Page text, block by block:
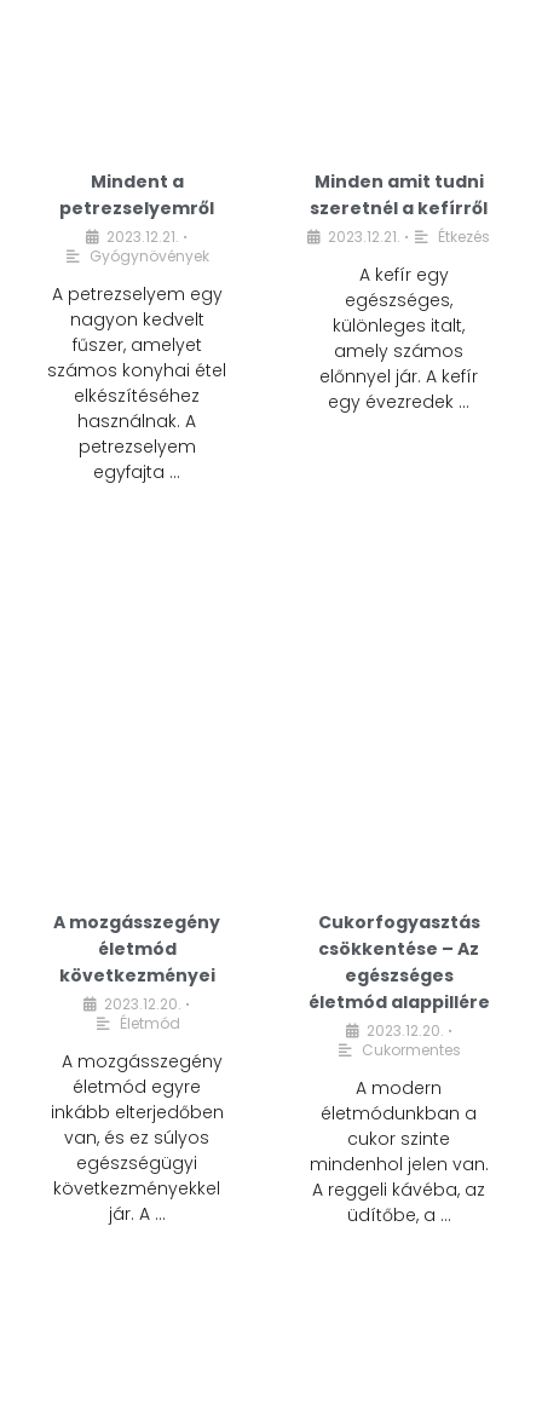
Mindent a
petrezselyemről
2023.12.21. •
Gyógynövények
A petrezselyem egy
nagyon kedvelt
fűszer, amelyet
számos konyhai étel
elkészítéséhez
használnak. A
petrezselyem
egyfajta …
Minden amit tudni
szeretnél a kefírről
2023.12.21. • Étkezés
A kefír egy
egészséges,
különleges italt,
amely számos
előnnyel jár. A kefír
egy évezredek …
A mozgásszegény
életmód
következményei
2023.12.20. •
Életmód
A mozgásszegény
életmód egyre
inkább elterjedőben
van, és ez súlyos
egészségügyi
következményekkel
jár. A …
Cukorfogyasztás
csökkentése – Az
egészséges
életmód alappillére
2023.12.20. •
Cukormentes
A modern
életmódunkban a
cukor szinte
mindenhol jelen van.
A reggeli kávéba, az
üdítőbe, a …